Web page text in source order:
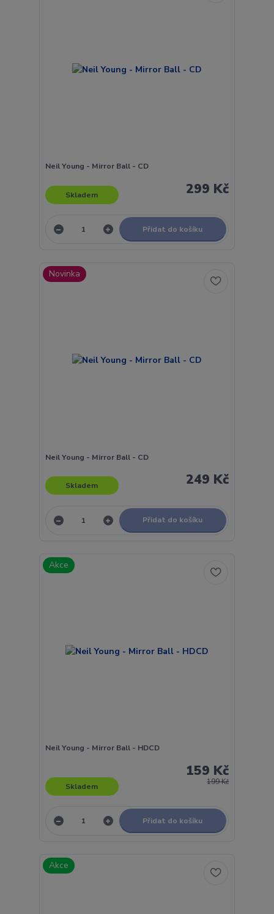
Neil Young - Mirror Ball - CD
299 Kč
Skladem
Přidat do košíku
Novinka
Neil Young - Mirror Ball - CD
249 Kč
Skladem
Přidat do košíku
Akce
Neil Young - Mirror Ball - HDCD
199 Kč
159 Kč
Skladem
Přidat do košíku
Akce